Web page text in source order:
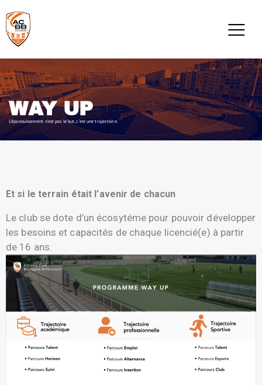
WAY UP
L’épanouissement n’est pas le but, c’est une trajectoire.
Et si le terrain était l’avenir de chacun
Le club se dote d’un écosytéme pour pouvoir développer
les besoins et capacités de chaque licencié(e) à partir
de 16 ans.